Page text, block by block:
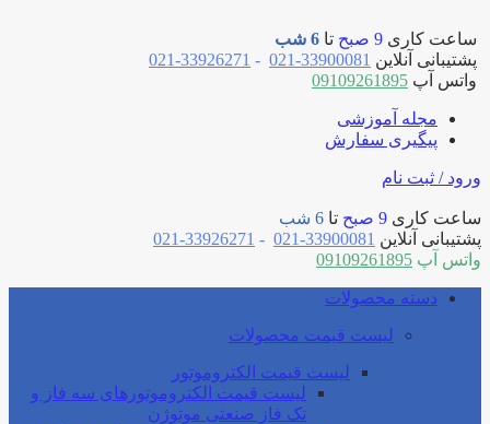
ساعت کاری 9 صبح تا 6 شب
پشتیبانی آنلاین 33900081-021
-
33926271-021
واتس آپ 09109261895
مجله آموزشی
پیگیری سفارش
ورود / ثبت نام
ساعت کاری 9 صبح تا 6 شب
پشتیبانی آنلاین 33900081-021
-
33926271-021
واتس آپ 09109261895
دسته محصولات
لیست قیمت محصولات
لیست قیمت الکتروموتور
لیست قیمت الکتروموتورهای سه فاز و
تک فاز صنعتی موتوژن